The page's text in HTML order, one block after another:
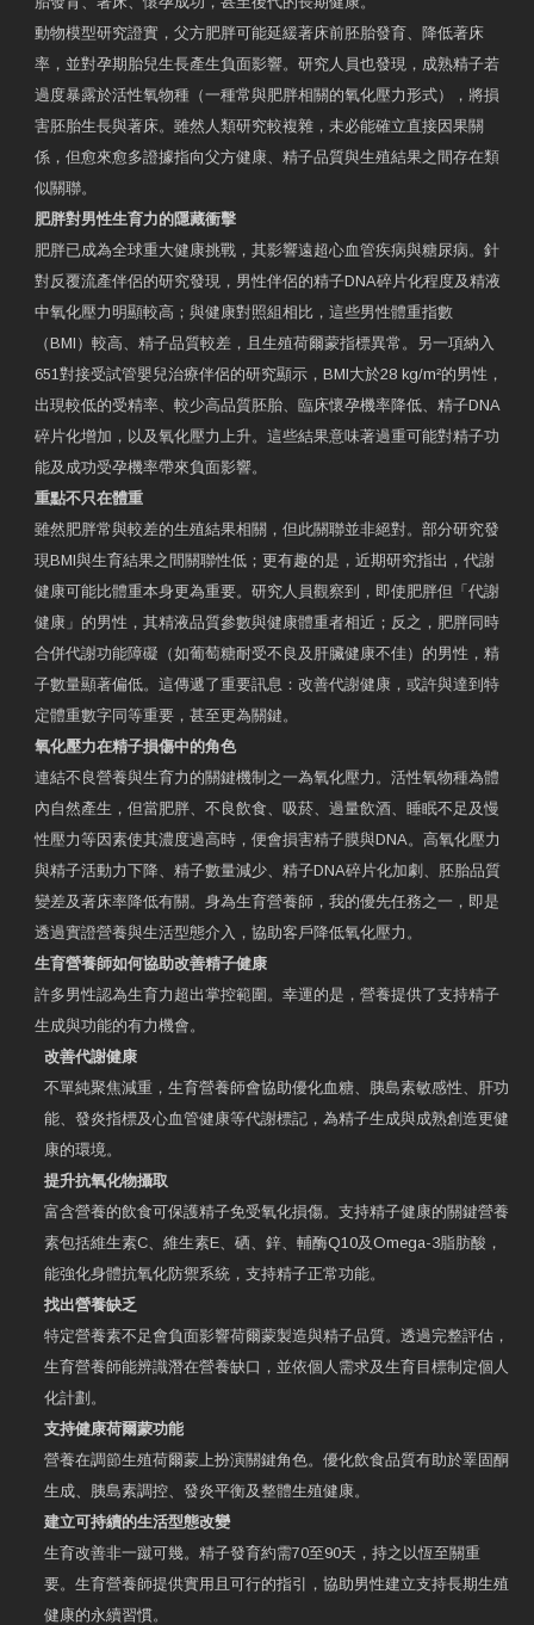
動物模型研究證實，父方肥胖可能延緩著床前胚胎發育、降低著床
率，並對孕期胎兒生長產生負面影響。研究人員也發現，成熟精子若
過度暴露於活性氧物種（一種常與肥胖相關的氧化壓力形式），將損
害胚胎生長與著床。雖然人類研究較複雜，未必能確立直接因果關
係，但愈來愈多證據指向父方健康、精子品質與生殖結果之間存在類
似關聯。
肥胖對男性生育力的隱藏衝擊
肥胖已成為全球重大健康挑戰，其影響遠超心血管疾病與糖尿病。針
對反覆流產伴侶的研究發現，男性伴侶的精子DNA碎片化程度及精液
中氧化壓力明顯較高；與健康對照組相比，這些男性體重指數
（BMI）較高、精子品質較差，且生殖荷爾蒙指標異常。另一項納入
651對接受試管嬰兒治療伴侶的研究顯示，BMI大於28 kg/m²的男性，
出現較低的受精率、較少高品質胚胎、臨床懷孕機率降低、精子DNA
碎片化增加，以及氧化壓力上升。這些結果意味著過重可能對精子功
能及成功受孕機率帶來負面影響。
重點不只在體重
雖然肥胖常與較差的生殖結果相關，但此關聯並非絕對。部分研究發
現BMI與生育結果之間關聯性低；更有趣的是，近期研究指出，代謝
健康可能比體重本身更為重要。研究人員觀察到，即使肥胖但「代謝
健康」的男性，其精液品質參數與健康體重者相近；反之，肥胖同時
合併代謝功能障礙（如葡萄糖耐受不良及肝臟健康不佳）的男性，精
子數量顯著偏低。這傳遞了重要訊息：改善代謝健康，或許與達到特
定體重數字同等重要，甚至更為關鍵。
氧化壓力在精子損傷中的角色
連結不良營養與生育力的關鍵機制之一為氧化壓力。活性氧物種為體
內自然產生，但當肥胖、不良飲食、吸菸、過量飲酒、睡眠不足及慢
性壓力等因素使其濃度過高時，便會損害精子膜與DNA。高氧化壓力
與精子活動力下降、精子數量減少、精子DNA碎片化加劇、胚胎品質
變差及著床率降低有關。身為生育營養師，我的優先任務之一，即是
透過實證營養與生活型態介入，協助客戶降低氧化壓力。
生育營養師如何協助改善精子健康
許多男性認為生育力超出掌控範圍。幸運的是，營養提供了支持精子
生成與功能的有力機會。
改善代謝健康
不單純聚焦減重，生育營養師會協助優化血糖、胰島素敏感性、肝功
能、發炎指標及心血管健康等代謝標記，為精子生成與成熟創造更健
康的環境。
提升抗氧化物攝取
富含營養的飲食可保護精子免受氧化損傷。支持精子健康的關鍵營養
素包括維生素C、維生素E、硒、鋅、輔酶Q10及Omega-3脂肪酸，
能強化身體抗氧化防禦系統，支持精子正常功能。
找出營養缺乏
特定營養素不足會負面影響荷爾蒙製造與精子品質。透過完整評估，
生育營養師能辨識潛在營養缺口，並依個人需求及生育目標制定個人
化計劃。
支持健康荷爾蒙功能
營養在調節生殖荷爾蒙上扮演關鍵角色。優化飲食品質有助於睪固酮
生成、胰島素調控、發炎平衡及整體生殖健康。
建立可持續的生活型態改變
生育改善非一蹴可幾。精子發育約需70至90天，持之以恆至關重
要。生育營養師提供實用且可行的指引，協助男性建立支持長期生殖
健康的永續習慣。